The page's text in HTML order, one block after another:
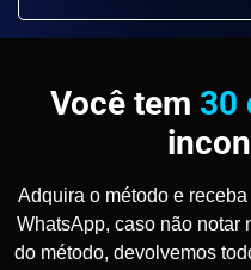
Você tem 30
Adquira o método e
WhatsApp, caso não notar
do método, devolvemos